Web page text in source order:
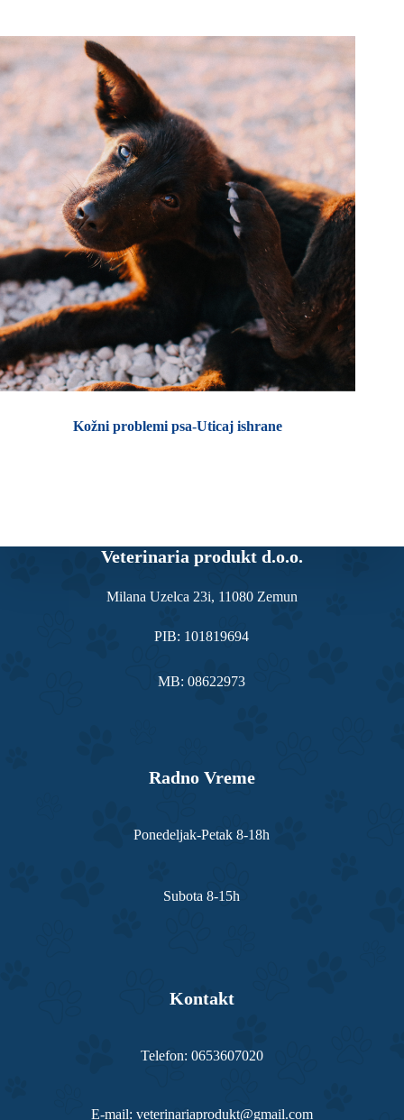
Kožni problemi psa-Uticaj ishrane
Veterinaria produkt d.o.o.
Milana Uzelca 23i, 11080 Zemun
PIB: 101819694
MB: 08622973
Radno Vreme
Ponedeljak-Petak 8-18h
Subota 8-15h
Kontakt
Telefon: 0653607020
E-mail: veterinariaprodukt@gmail.com